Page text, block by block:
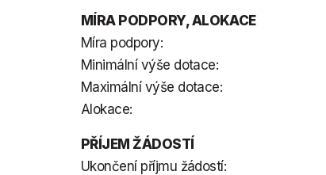
MÍRA PODPORY, ALOKACE
Míra
Minimální výše
Maximální výše
Alokace: 50
PŘÍJEM ŽÁDOSTÍ
Ukončení příjmu